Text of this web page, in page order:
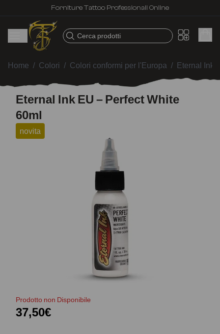
Forniture Tattoo Professionali Online
Cerca prodotti
Home / Colori / Colori conformi per l'Europa / Eternal Ink
Eternal Ink EU – Perfect White
60ml
novita
Prodotto non Disponibile
37,50€